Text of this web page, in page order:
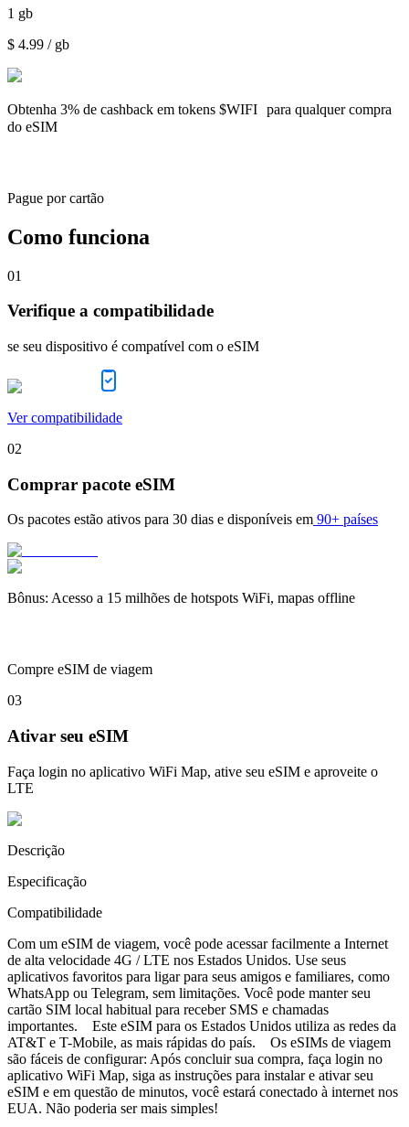
1 gb
$ 4.99 / gb
Obtenha 3% de cashback em tokens $WIFI para qualquer compra
do eSIM
Pague por cartão
Como funciona
01
Verifique a compatibilidade
se seu dispositivo é compatível com o eSIM
Ver compatibilidade
02
Comprar pacote eSIM
Os pacotes estão ativos para 30 dias e disponíveis em 90+ países
Bônus: Acesso a 15 milhões de hotspots WiFi, mapas offline
Compre eSIM de viagem
03
Ativar seu eSIM
Faça login no aplicativo WiFi Map, ative seu eSIM e aproveite o
LTE
Descrição
Especificação
Compatibilidade
Com um eSIM de viagem, você pode acessar facilmente a Internet
de alta velocidade 4G / LTE nos Estados Unidos. Use seus
aplicativos favoritos para ligar para seus amigos e familiares, como
WhatsApp ou Telegram, sem limitações. Você pode manter seu
cartão SIM local habitual para receber SMS e chamadas
importantes. Este eSIM para os Estados Unidos utiliza as redes da
AT&T e T-Mobile, as mais rápidas do país. Os eSIMs de viagem
são fáceis de configurar: Após concluir sua compra, faça login no
aplicativo WiFi Map, siga as instruções para instalar e ativar seu
eSIM e em questão de minutos, você estará conectado à internet nos
EUA. Não poderia ser mais simples!